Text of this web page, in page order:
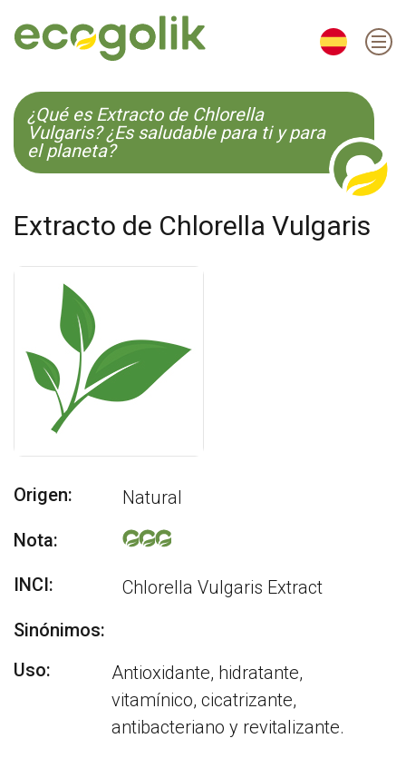
EN ES KO
¿Qué es Extracto de Chlorella
Vulgaris? ¿Es saludable para ti y para
el planeta?
Extracto de Chlorella Vulgaris
Origen:
Natural
Nota:
INCI:
Chlorella Vulgaris Extract
Sinónimos:
Uso:
Antioxidante, hidratante,
vitamínico, cicatrizante,
antibacteriano y revitalizante.